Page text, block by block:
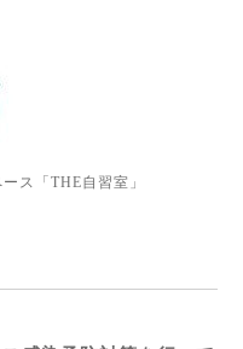
ス「THE自習室」